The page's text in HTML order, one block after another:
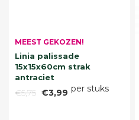
MEEST GEKOZEN!
Linia palissade
15x15x60cm strak
antraciet
€5,75 €3,99 per stuks